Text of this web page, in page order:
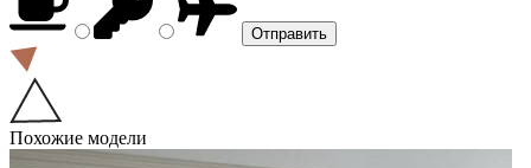
Похожие модели